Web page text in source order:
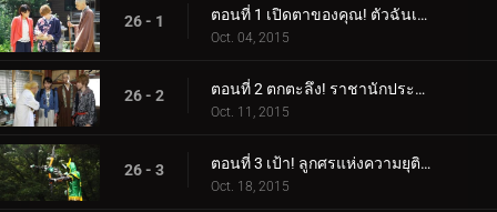
26 - 1 ตอนที่ 1 เปิดตาของคุณ! ตัวฉันเอง!
Oct. 04, 2015
26 - 2 ตอนที่ 2 ตกตะลึง! ราชานักประดิษฐ์!
Oct. 11, 2015
26 - 3 ตอนที่ 3 เป้า! ลูกศรแห่งความยุติธรรม
Oct. 18, 2015